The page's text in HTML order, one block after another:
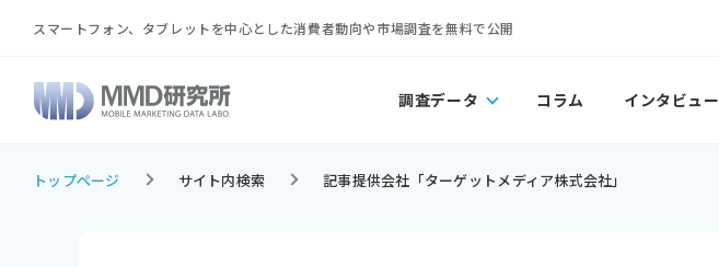
スマートフォン、タブレットを中心とした消費者動向や市場調査を無料で公開
調査データ コラム インタビュー
トップページ サイト内検索 記事提供会社「ターゲットメディア株式会社」